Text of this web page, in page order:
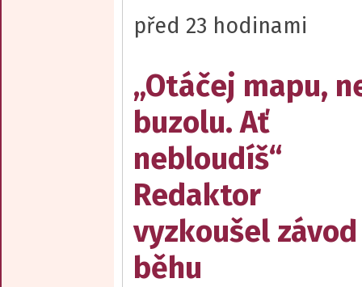
před 23 hodinami
„Otáčej mapu,
buzolu. Ať
nebloudíš“
Redaktor
vyzkoušel
běhu